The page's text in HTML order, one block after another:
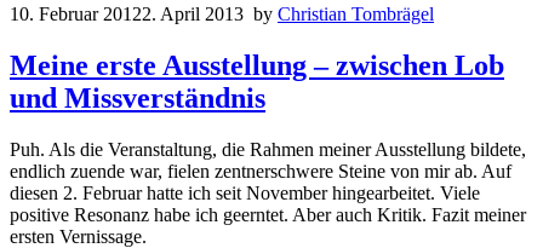
10. Februar 20122. April 2013 by Christian Tombrägel
Meine erste Ausstellung – zwischen Lob
und Missverständnis
Puh. Als die Veranstaltung, die Rahmen meiner Ausstellung bildete,
endlich zuende war, fielen zentnerschwere Steine von mir ab. Auf
diesen 2. Februar hatte ich seit November hingearbeitet. Viele
positive Resonanz habe ich geerntet. Aber auch Kritik. Fazit meiner
ersten Vernissage.